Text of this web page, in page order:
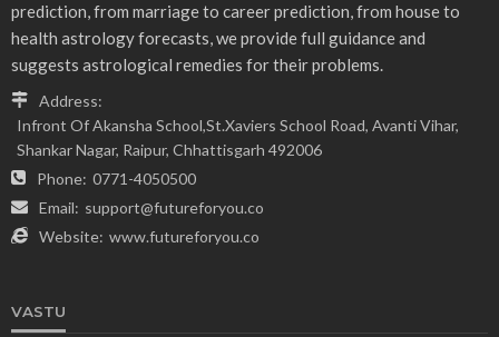
prediction, from marriage to career prediction, from house to
health astrology forecasts, we provide full guidance and
suggests astrological remedies for their problems.
Address:
Infront Of Akansha School,St.Xaviers School Road, Avanti Vihar,
Shankar Nagar, Raipur, Chhattisgarh 492006
Phone: 0771-4050500
Email: support@futureforyou.co
Website: www.futureforyou.co
VASTU